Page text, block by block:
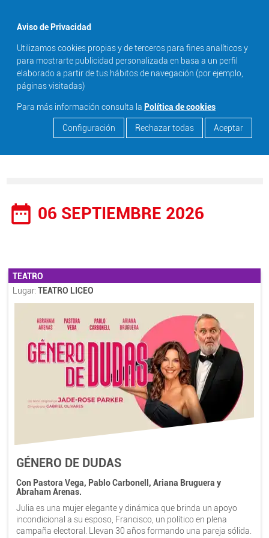
Aviso de Privacidad
Utilizamos cookies propias y de terceros para fines analíticos y
para mostrarte publicidad personalizada en basa a un perfil
elaborado a partir de tus hábitos de navegación (por ejemplo,
páginas visitadas)
Para más información consulta la Política de cookies
Configuración Rechazar todas Aceptar
search
date_range 06 SEPTIEMBRE 2026
TEATRO
Lugar: TEATRO LICEO
GÉNERO DE DUDAS
Con Pastora Vega, Pablo Carbonell, Ariana Bruguera y
Abraham Arenas.
Julia es una mujer elegante y dinámica que brinda un apoyo
incondicional a su esposo, Francisco, un político en plena
campaña electoral. Llevan 30 años formando una pareja sólida.